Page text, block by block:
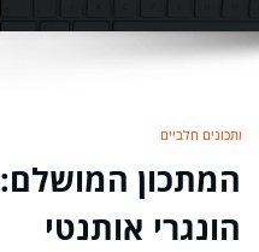
מתכונים חלביים
המתכון
הונגרי אותנטי